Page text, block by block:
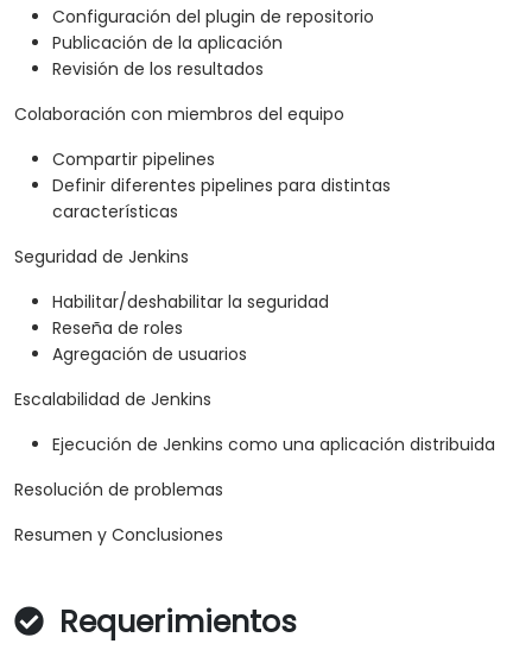
Configuración del plugin de repositorio
Publicación de la aplicación
Revisión de los resultados
Colaboración con miembros del equipo
Compartir pipelines
Definir diferentes pipelines para distintas
características
Seguridad de Jenkins
Habilitar/deshabilitar la seguridad
Reseña de roles
Agregación de usuarios
Escalabilidad de Jenkins
Ejecución de Jenkins como una aplicación distribuida
Resolución de problemas
Resumen y Conclusiones
Requerimientos